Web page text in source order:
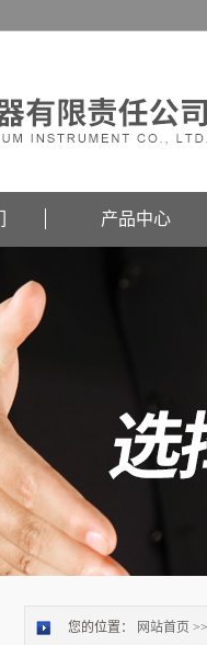
产品中心
您的位置： 网站首页